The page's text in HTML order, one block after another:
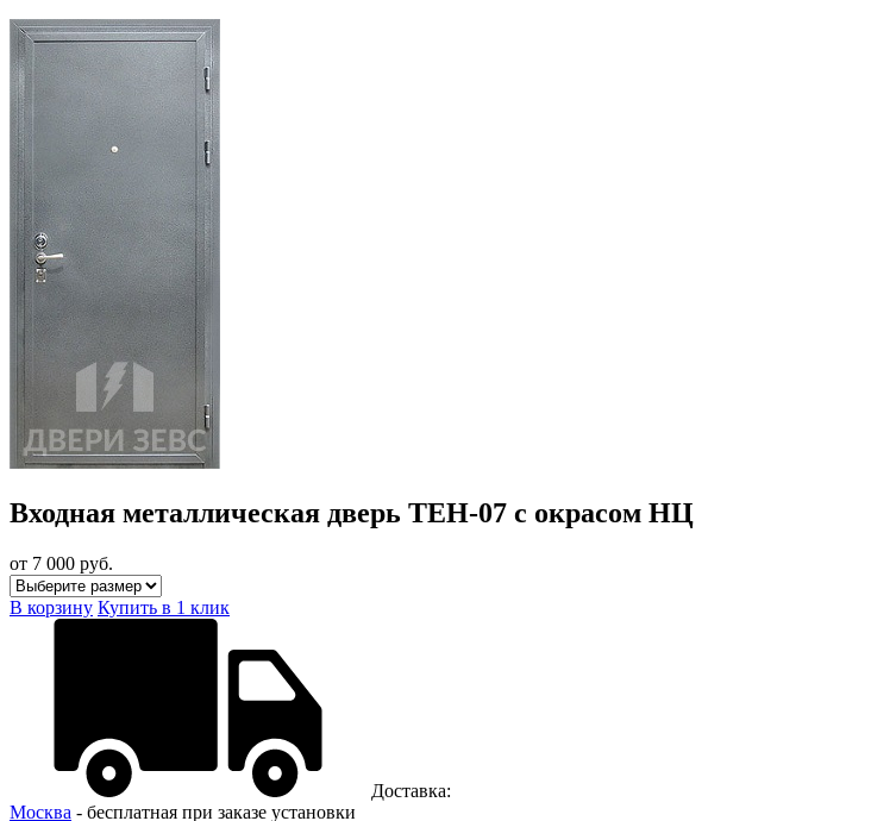
Входная металлическая дверь TEH-07 с окрасом НЦ
от 7 000 руб.
В корзину Купить в 1 клик
Доставка:
Москва - бесплатная при заказе установки